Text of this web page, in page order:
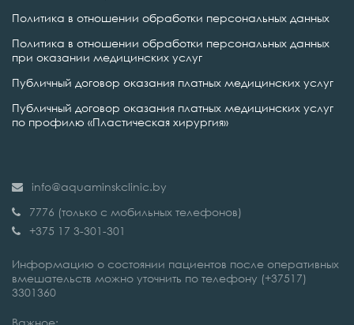
Политика в отношении обработки персональных данных
Политика в отношении обработки персональных данных
при оказании медицинских услуг
Публичный договор оказания платных медицинских услуг
Публичный договор оказания платных медицинских услуг
по профилю «Пластическая хирургия»
info@aquaminskclinic.by
7776 (только с мобильных телефонов)
+375 17 3-301-301
Информацию о состоянии пациентов после оперативных
вмешательств можно уточнить по телефону (+37517)
3301360
Важное: